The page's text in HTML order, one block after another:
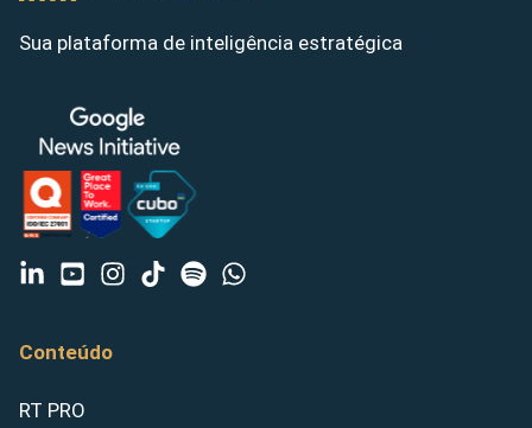
Sua plataforma de inteligência estratégica
Conteúdo
RT PRO